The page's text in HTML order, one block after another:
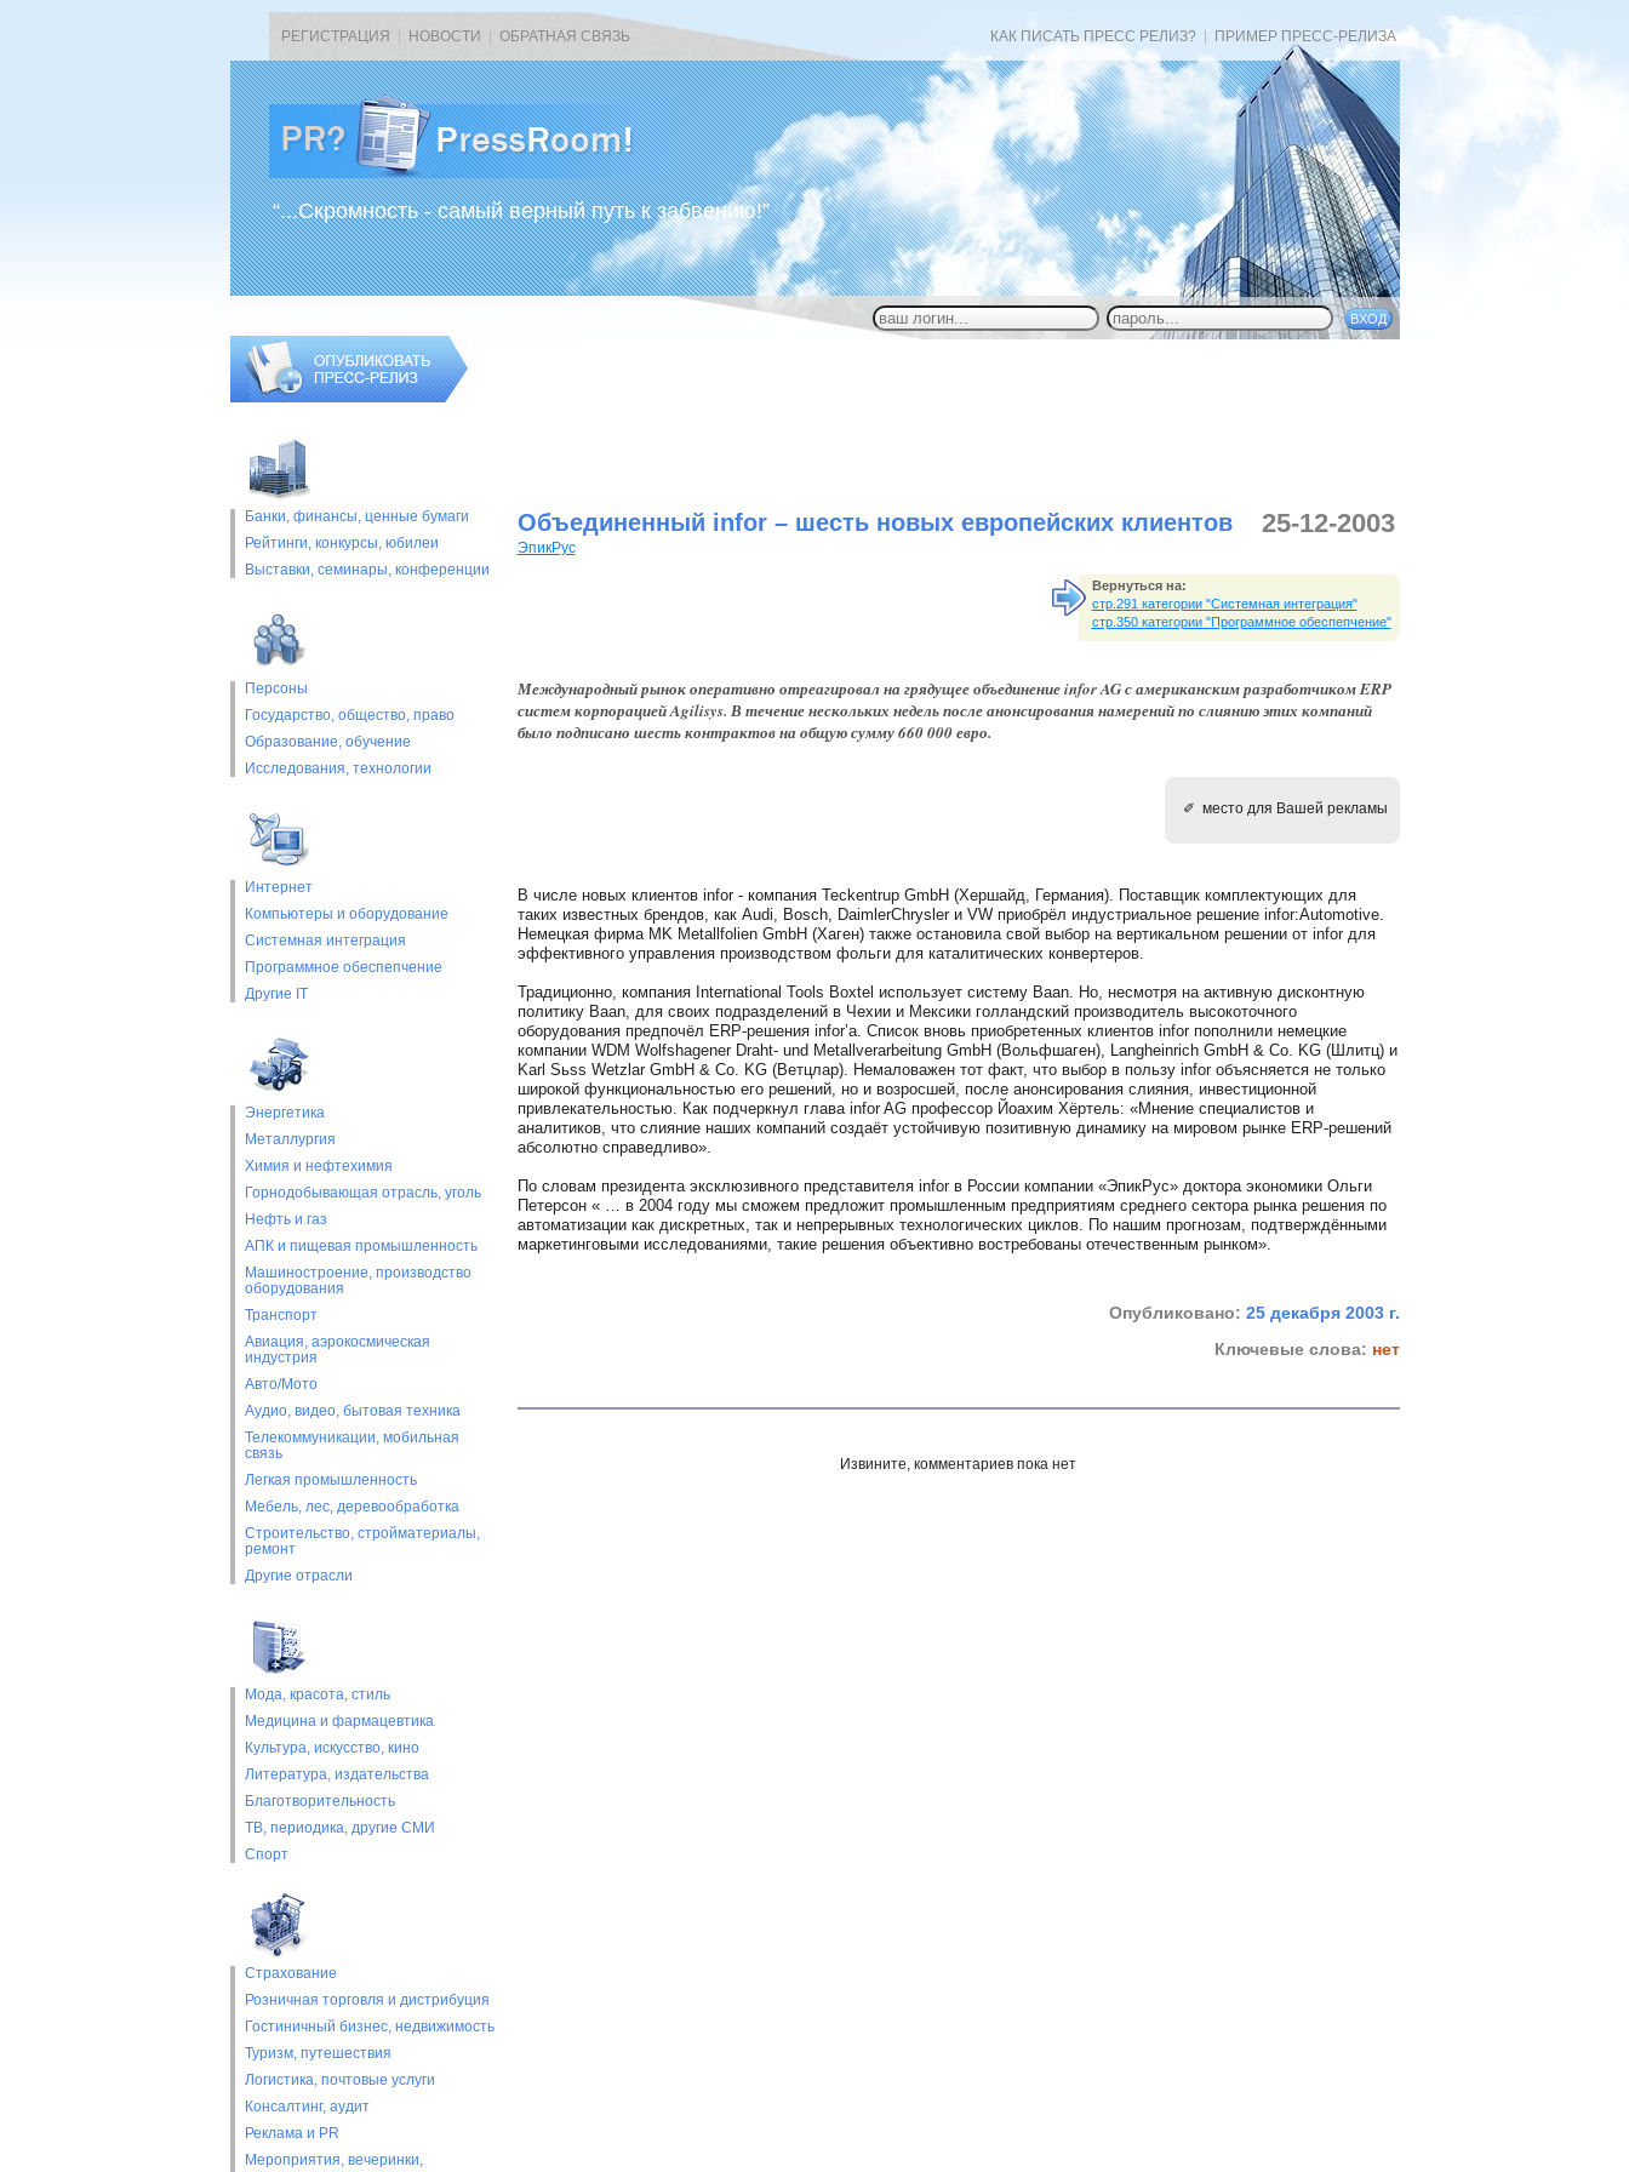
РЕГИСТРАЦИЯ НОВОСТИ ОБРАТНАЯ СВЯЗЬ КАК ПИСАТЬ ПРЕСС РЕЛИЗ? ПРИМЕР ПРЕСС-РЕЛИЗА
“...Скромность - самый верный путь к забвению!”
Банки, финансы, ценные бумаги
Рейтинги, конкурсы, юбилеи
Выставки, cеминары, конференции
Персоны
Государство, общество, право
Образование, обучение
Исследования, технологии
Интернет
Компьютеры и оборудование
Системная интеграция
Программное обеспепчение
Другие IT
Энергетика
Металлургия
Химия и нефтехимия
Горнодобывающая отрасль, уголь
Нефть и газ
АПК и пищевая промышленность
Машиностроение, производство
оборудования
Транспорт
Авиация, аэрокосмическая
индустрия
Авто/Мото
Аудио, видео, бытовая техника
Телекоммуникации, мобильная
связь
Легкая промышленность
Мебель, лес, деревообработка
Строительство, стройматериалы,
ремонт
Другие отрасли
Мода, красота, стиль
Медицина и фармацевтика
Культура, искусство, кино
Литература, издательства
Благотворительность
ТВ, периодика, другие СМИ
Спорт
Страхование
Розничная торговля и дистрибуция
Гостиничный бизнес, недвижимость
Туризм, путешествия
Логистика, почтовые услуги
Консалтинг, аудит
Реклама и PR
Мероприятия, вечеринки,
Объединенный infor – шесть новых европейских клиентов
ЭпикРус
25-12-2003
Вернуться на:
стр.291 категории "Системная интеграция"
стр.350 категории "Программное обеспепчение"
Международный рынок оперативно отреагировал на грядущее объединение infor AG с американским разработчиком ERP
систем корпорацией Agilisys. В течение нескольких недель после анонсирования намерений по слиянию этих компаний
было подписано шесть контрактов на общую сумму 660 000 евро.
✐ место для Вашей рекламы
В числе новых клиентов infor - компания Teckentrup GmbH (Хершайд, Германия). Поставщик комплектующих для
таких известных брендов, как Audi, Bosch, DaimlerChrysler и VW приобрёл индустриальное решение infor:Automotive.
Немецкая фирма MK Metallfolien GmbH (Хаген) также остановила свой выбор на вертикальном решении от infor для
эффективного управления производством фольги для каталитических конвертеров.
Традиционно, компания International Tools Boxtel использует систему Baan. Но, несмотря на активную дисконтную
политику Baan, для своих подразделений в Чехии и Мексики голландский производитель высокоточного
оборудования предпочёл ERP-решения infor’а. Список вновь приобретенных клиентов infor пополнили немецкие
компании WDM Wolfshagener Draht- und Metallverarbeitung GmbH (Вольфшаген), Langheinrich GmbH & Co. KG (Шлитц) и
Karl Sьss Wetzlar GmbH & Co. KG (Ветцлар). Немаловажен тот факт, что выбор в пользу infor объясняется не только
широкой функциональностью его решений, но и возросшей, после анонсирования слияния, инвестиционной
привлекательностью. Как подчеркнул глава infor AG профессор Йоахим Хёртель: «Мнение специалистов и
аналитиков, что слияние наших компаний создаёт устойчивую позитивную динамику на мировом рынке ERP-решений
абсолютно справедливо».
По словам президента эксклюзивного представителя infor в России компании «ЭпикРус» доктора экономики Ольги
Петерсон « … в 2004 году мы сможем предложит промышленным предприятиям среднего сектора рынка решения по
автоматизации как дискретных, так и непрерывных технологических циклов. По нашим прогнозам, подтверждёнными
маркетинговыми исследованиями, такие решения объективно востребованы отечественным рынком».
Опубликовано: 25 декабря 2003 г.
Ключевые слова: нет
Извините, комментариев пока нет